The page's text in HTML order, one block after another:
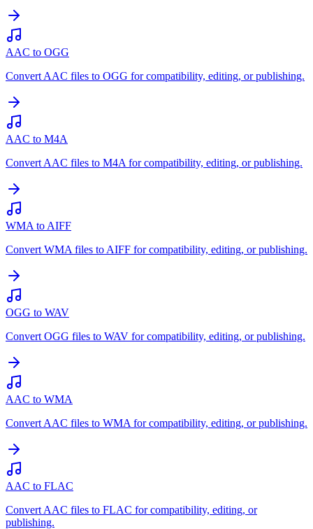
AAC to OGG
Convert AAC files to OGG for compatibility, editing, or publishing.
AAC to M4A
Convert AAC files to M4A for compatibility, editing, or publishing.
WMA to AIFF
Convert WMA files to AIFF for compatibility, editing, or publishing.
OGG to WAV
Convert OGG files to WAV for compatibility, editing, or publishing.
AAC to WMA
Convert AAC files to WMA for compatibility, editing, or publishing.
AAC to FLAC
Convert AAC files to FLAC for compatibility, editing, or
publishing.